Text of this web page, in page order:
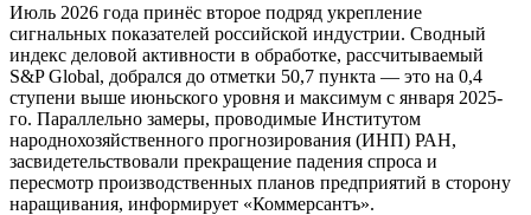
Июль 2026 года принёс второе подряд укрепление
сигнальных показателей российской индустрии. Сводный
индекс деловой активности в обработке, рассчитываемый
S&P Global, добрался до отметки 50,7 пункта — это на 0,4
ступени выше июньского уровня и максимум с января 2025-
го. Параллельно замеры, проводимые Институтом
народнохозяйственного прогнозирования (ИНП) РАН,
засвидетельствовали прекращение падения спроса и
пересмотр производственных планов предприятий в сторону
наращивания, информирует «Коммерсантъ».